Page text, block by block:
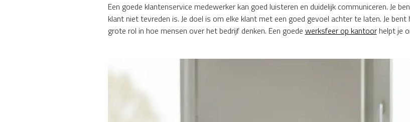
Een goede klantenservice medewerker kan goed luisteren en duidelijk communiceren. Je
klant niet tevreden is. Je doel is om elke klant met een goed gevoel achter te laten. Je
grote rol in hoe mensen over het bedrijf denken. Een goede werksfeer op kantoorhelpt je